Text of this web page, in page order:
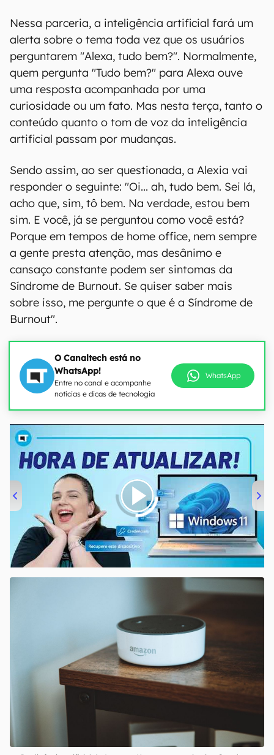
Nessa parceria, a inteligência artificial fará um
alerta sobre o tema toda vez que os usuários
perguntarem "Alexa, tudo bem?". Normalmente,
quem pergunta "Tudo bem?" para Alexa ouve
uma resposta acompanhada por uma
curiosidade ou um fato. Mas nesta terça, tanto o
conteúdo quanto o tom de voz da inteligência
artificial passam por mudanças.
Sendo assim, ao ser questionada, a Alexia vai
responder o seguinte: "Oi... ah, tudo bem. Sei lá,
acho que, sim, tô bem. Na verdade, estou bem
sim. E você, já se perguntou como você está?
Porque em tempos de home office, nem sempre
a gente presta atenção, mas desânimo e
cansaço constante podem ser sintomas da
Síndrome de Burnout. Se quiser saber mais
sobre isso, me pergunte o que é a Síndrome de
Burnout".
O Canaltech está no
WhatsApp!
Entre no canal e acompanhe
notícias e dicas de tecnologia
WhatsApp
00:00 04:52